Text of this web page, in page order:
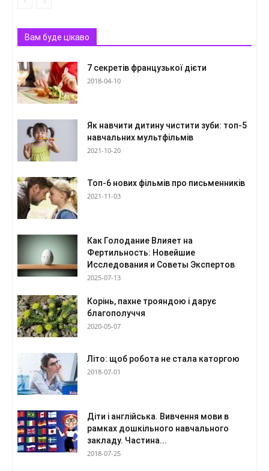
Вам буде цікаво
7 секретів французької дієти
2018-04-10
Як навчити дитину чистити зуби: топ-5
навчальних мультфільмів
2021-10-20
Топ-6 нових фільмів про письменників
2021-11-03
Как Голодание Влияет на
Фертильность: Новейшие
Исследования и Советы Экспертов
2025-07-13
Корінь, пахне трояндою і дарує
благополуччя
2020-05-07
Літо: щоб робота не стала каторгою
2018-07-01
Діти і англійська. Вивчення мови в
рамках дошкільного навчального
закладу. Частина...
2018-07-25